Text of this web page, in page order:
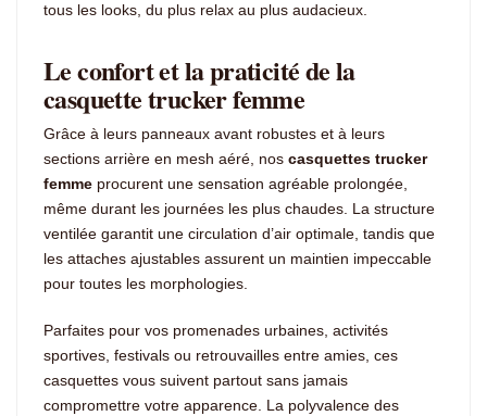
tous les looks, du plus relax au plus audacieux.
Le confort et la praticité de la
casquette trucker femme
Grâce à leurs panneaux avant robustes et à leurs
sections arrière en mesh aéré, nos casquettes trucker
femme procurent une sensation agréable prolongée,
même durant les journées les plus chaudes. La structure
ventilée garantit une circulation d’air optimale, tandis que
les attaches ajustables assurent un maintien impeccable
pour toutes les morphologies.
Parfaites pour vos promenades urbaines, activités
sportives, festivals ou retrouvailles entre amies, ces
casquettes vous suivent partout sans jamais
compromettre votre apparence. La polyvalence des